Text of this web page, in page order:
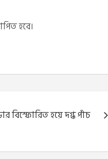
হবে।
বিস্ফোরিত হয়ে দগ্ধ পাঁচ